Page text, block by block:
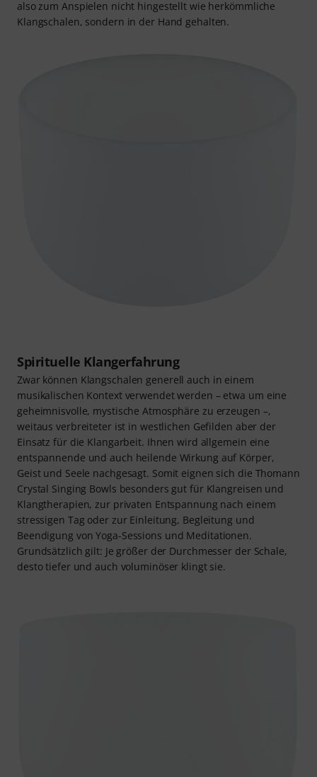
also zum Anspielen nicht hingestellt wie herkömmliche
Klangschalen, sondern in der Hand gehalten.
Spirituelle Klangerfahrung
Zwar können Klangschalen generell auch in einem
musikalischen Kontext verwendet werden – etwa um eine
geheimnisvolle, mystische Atmosphäre zu erzeugen –,
weitaus verbreiteter ist in westlichen Gefilden aber der
Einsatz für die Klangarbeit. Ihnen wird allgemein eine
entspannende und auch heilende Wirkung auf Körper,
Geist und Seele nachgesagt. Somit eignen sich die Thomann
Crystal Singing Bowls besonders gut für Klangreisen und
Klangtherapien, zur privaten Entspannung nach einem
stressigen Tag oder zur Einleitung, Begleitung und
Beendigung von Yoga-Sessions und Meditationen.
Grundsätzlich gilt: Je größer der Durchmesser der Schale,
desto tiefer und auch voluminöser klingt sie.